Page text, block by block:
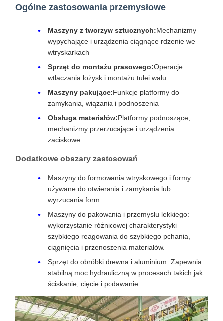
Ogólne zastosowania przemysłowe
Maszyny z tworzyw sztucznych:Mechanizmy
wypychające i urządzenia ciągnące rdzenie we
wtryskarkach
Sprzęt do montażu prasowego:Operacje
wtłaczania łożysk i montażu tulei wału
Maszyny pakujące:Funkcje platformy do
zamykania, wiązania i podnoszenia
Obsługa materiałów:Platformy podnoszące,
mechanizmy przerzucające i urządzenia
zaciskowe
Dodatkowe obszary zastosowań
Maszyny do formowania wtryskowego i formy:
używane do otwierania i zamykania lub
wyrzucania form
Maszyny do pakowania i przemysłu lekkiego:
wykorzystanie różnicowej charakterystyki
szybkiego reagowania do szybkiego pchania,
ciągnięcia i przenoszenia materiałów.
Sprzęt do obróbki drewna i aluminium: Zapewnia
stabilną moc hydrauliczną w procesach takich jak
ściskanie, cięcie i podawanie.